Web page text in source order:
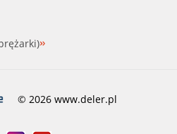
© 2026 www.deler.pl